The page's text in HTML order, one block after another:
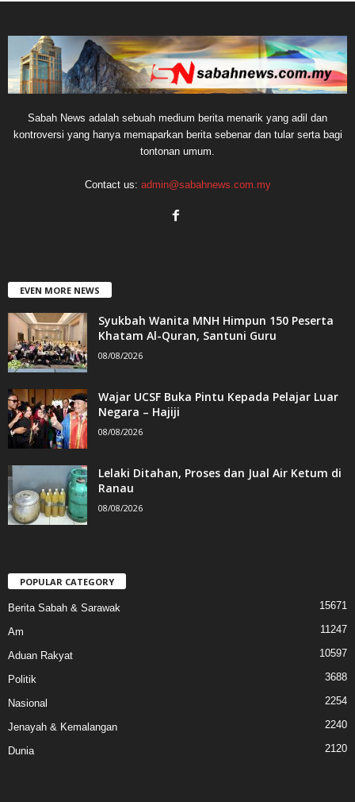
Sabah News adalah sebuah medium berita menarik yang adil dan
kontroversi yang hanya memaparkan berita sebenar dan tular serta bagi
tontonan umum.
Contact us: admin@sabahnews.com.my
EVEN MORE NEWS
Syukbah Wanita MNH Himpun 150 Peserta
Khatam Al-Quran, Santuni Guru
08/08/2026
Wajar UCSF Buka Pintu Kepada Pelajar Luar
Negara – Hajiji
08/08/2026
Lelaki Ditahan, Proses dan Jual Air Ketum di
Ranau
08/08/2026
POPULAR CATEGORY
Berita Sabah & Sarawak 15671
Am 11247
Aduan Rakyat 10597
Politik 3688
Nasional 2254
Jenayah & Kemalangan 2240
Dunia 2120